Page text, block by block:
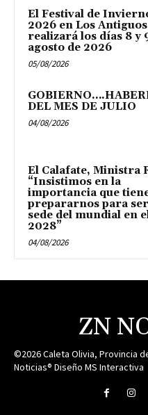
El Festival de
2026 en Los
realizará los días 8 y
agosto de 2026
05/08/2026
DEL MES DE JULIO
04/08/2026
El Calafate, Ministra
“Insistimos en la
importancia que
prepararnos para ser
sede del mundial en
2028”
04/08/2026
ZN
©2026 Caleta Olivia, Provincia
Noticias® Diseño MS Interactiva